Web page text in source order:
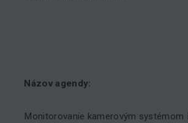
Názov agendy:
Monitorovanie kamerovým systémom